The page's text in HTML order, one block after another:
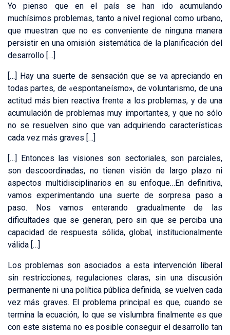
Yo pienso que en el país se han ido acumulando
muchísimos problemas, tanto a nivel regional como urbano,
que muestran que no es conveniente de ninguna manera
persistir en una omisión sistemática de la planificación del
desarrollo […]
[…] Hay una suerte de sensación que se va apreciando en
todas partes, de «espontaneísmo», de voluntarismo, de una
actitud más bien reactiva frente a los problemas, y de una
acumulación de problemas muy importantes, y que no sólo
no se resuelven sino que van adquiriendo características
cada vez más graves […]
[…] Entonces las visiones son sectoriales, son parciales,
son descoordinadas, no tienen visión de largo plazo ni
aspectos multidisciplinarios en su enfoque…En definitiva,
vamos experimentando una suerte de sorpresa paso a
paso. Nos vamos enterando gradualmente de las
dificultades que se generan, pero sin que se perciba una
capacidad de respuesta sólida, global, institucionalmente
válida […]
Los problemas son asociados a esta intervención liberal
sin restricciones, regulaciones claras, sin una discusión
permanente ni una política pública definida, se vuelven cada
vez más graves. El problema principal es que, cuando se
termina la ecuación, lo que se vislumbra finalmente es que
con este sistema no es posible conseguir el desarrollo tan